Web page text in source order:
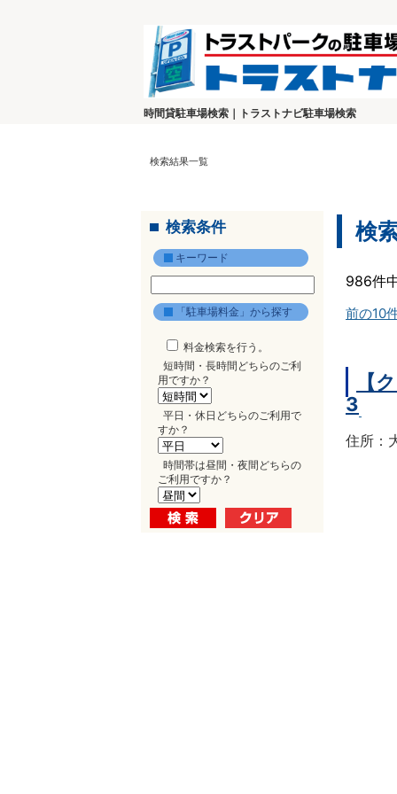
時間貸駐車場検索｜トラストナビ駐車場検索
検索結果一覧
検索条件
キーワード
「駐車場料金」から探す
料金検索を行う。
短時間・長時間どちらのご利
用ですか？
平日・休日どちらのご利用で
すか？
時間帯は昼間・夜間どちらの
ご利用ですか？
検
986件
前の10
【
3
住所：